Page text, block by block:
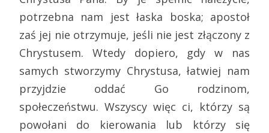
potrzebna nam jest łaska boska; apostoł
zaś jej nie otrzymuje, jeśli nie jest złączony z
Chrystusem. Wtedy dopiero, gdy w nas
samych stworzymy Chrystusa, łatwiej nam
przyjdzie oddać Go rodzinom,
społeczeństwu. Wszyscy więc ci, którzy są
powołani do kierowania lub którzy się